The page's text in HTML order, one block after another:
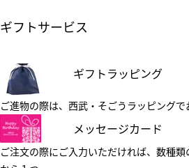
ギフトサービス
ギフトラッピング
ご進物の際は、西武・そごうラッピングで
メッセージカード
ご注文の際にご入力いただければ、数種